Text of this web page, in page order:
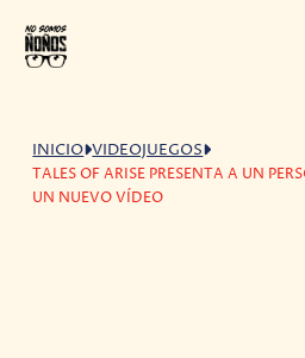
INICIO VIDEOJUEGOS
TALES OF ARISE PRESENTA A UN
UN NUEVO VÍDEO